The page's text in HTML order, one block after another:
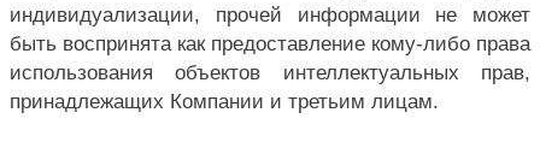
индивидуализации, прочей информации не может
быть воспринята как предоставление кому-либо права
использования объектов интеллектуальных прав,
принадлежащих Компании и третьим лицам.